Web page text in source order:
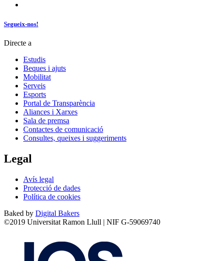
Segueix-nos!
Directe a
Estudis
Beques i ajuts
Mobilitat
Serveis
Esports
Portal de Transparència
Aliances i Xarxes
Sala de premsa
Contactes de comunicació
Consultes, queixes i suggeriments
Legal
Avís legal
Protecció de dades
Política de cookies
Baked by Digital Bakers
©2019 Universitat Ramon Llull | NIF G-59069740